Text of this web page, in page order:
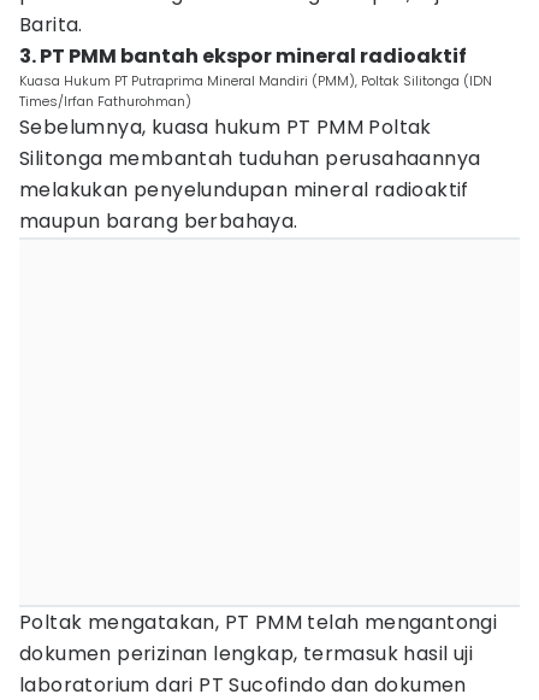
Barita.
3. PT PMM bantah ekspor mineral radioaktif
Kuasa Hukum PT Putraprima Mineral Mandiri (PMM), Poltak Silitonga (IDN
Times/Irfan Fathurohman)
Sebelumnya, kuasa hukum PT PMM Poltak
Silitonga membantah tuduhan perusahaannya
melakukan penyelundupan mineral radioaktif
maupun barang berbahaya.
Poltak mengatakan, PT PMM telah mengantongi
dokumen perizinan lengkap, termasuk hasil uji
laboratorium dari PT Sucofindo dan dokumen